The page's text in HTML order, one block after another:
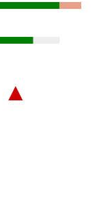
▲